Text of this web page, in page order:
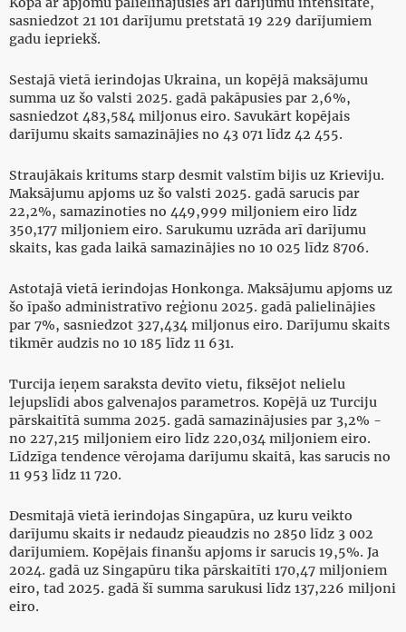
sasniedzot 21 101 darījumu pretstatā 19 229 darījumiem
gadu iepriekš.
Sestajā vietā ierindojas Ukraina, un kopējā maksājumu
summa uz šo valsti 2025. gadā pakāpusies par 2,6%,
sasniedzot 483,584 miljonus eiro. Savukārt kopējais
darījumu skaits samazinājies no 43 071 līdz 42 455.
Straujākais kritums starp desmit valstīm bijis uz Krieviju.
Maksājumu apjoms uz šo valsti 2025. gadā sarucis par
22,2%, samazinoties no 449,999 miljoniem eiro līdz
350,177 miljoniem eiro. Sarukumu uzrāda arī darījumu
skaits, kas gada laikā samazinājies no 10 025 līdz 8706.
Astotajā vietā ierindojas Honkonga. Maksājumu apjoms uz
šo īpašo administratīvo reģionu 2025. gadā palielinājies
par 7%, sasniedzot 327,434 miljonus eiro. Darījumu skaits
tikmēr audzis no 10 185 līdz 11 631.
Turcija ieņem saraksta devīto vietu, fiksējot nelielu
lejupslīdi abos galvenajos parametros. Kopējā uz Turciju
pārskaitītā summa 2025. gadā samazinājusies par 3,2% -
no 227,215 miljoniem eiro līdz 220,034 miljoniem eiro.
Līdzīga tendence vērojama darījumu skaitā, kas sarucis no
11 953 līdz 11 720.
Desmitajā vietā ierindojas Singapūra, uz kuru veikto
darījumu skaits ir nedaudz pieaudzis no 2850 līdz 3 002
darījumiem. Kopējais finanšu apjoms ir sarucis 19,5%. Ja
2024. gadā uz Singapūru tika pārskaitīti 170,47 miljoniem
eiro, tad 2025. gadā šī summa sarukusi līdz 137,226 miljoni
eiro.